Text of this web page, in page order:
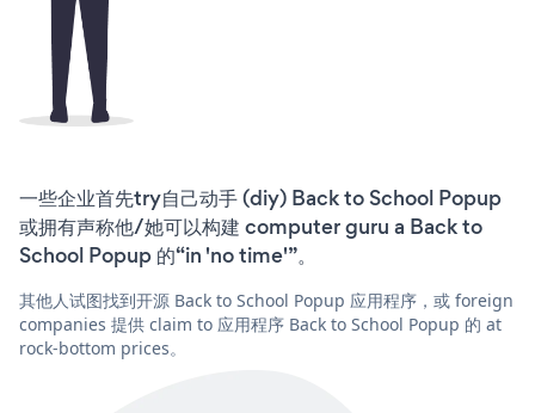
一些企业首先try自己动手 (diy) Back to School Popup
或拥有声称他/她可以构建 computer guru a Back to
School Popup 的“in 'no time'”。
其他人试图找到开源 Back to School Popup 应用程序，或 foreign
companies 提供 claim to 应用程序 Back to School Popup 的 at
rock-bottom prices。